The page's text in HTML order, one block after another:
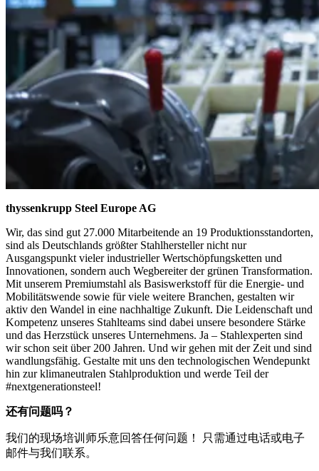
thyssenkrupp Steel Europe AG
Wir, das sind gut 27.000 Mitarbeitende an 19 Produktionsstandorten,
sind als Deutschlands größter Stahlhersteller nicht nur
Ausgangspunkt vieler industrieller Wertschöpfungsketten und
Innovationen, sondern auch Wegbereiter der grünen Transformation.
Mit unserem Premiumstahl als Basiswerkstoff für die Energie- und
Mobilitätswende sowie für viele weitere Branchen, gestalten wir
aktiv den Wandel in eine nachhaltige Zukunft. Die Leidenschaft und
Kompetenz unseres Stahlteams sind dabei unsere besondere Stärke
und das Herzstück unseres Unternehmens. Ja – Stahlexperten sind
wir schon seit über 200 Jahren. Und wir gehen mit der Zeit und sind
wandlungsfähig. Gestalte mit uns den technologischen Wendepunkt
hin zur klimaneutralen Stahlproduktion und werde Teil der
#nextgenerationsteel!
还有问题吗？
我们的现场培训师乐意回答任何问题！ 只需通过电话或电子
邮件与我们联系。